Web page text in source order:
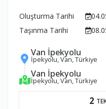
Oluşturma Tarihi
Taşınma Tarihi
Van İpekyolu
İpekyolu, Van, Türkiye
Van İpekyolu
İpekyolu, Van, Türkiye
2